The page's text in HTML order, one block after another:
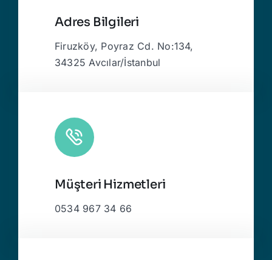
Adres Bilgileri
Firuzköy, Poyraz Cd. No:134,
34325 Avcılar/İstanbul
Müşteri Hizmetleri
0534 967 34 66